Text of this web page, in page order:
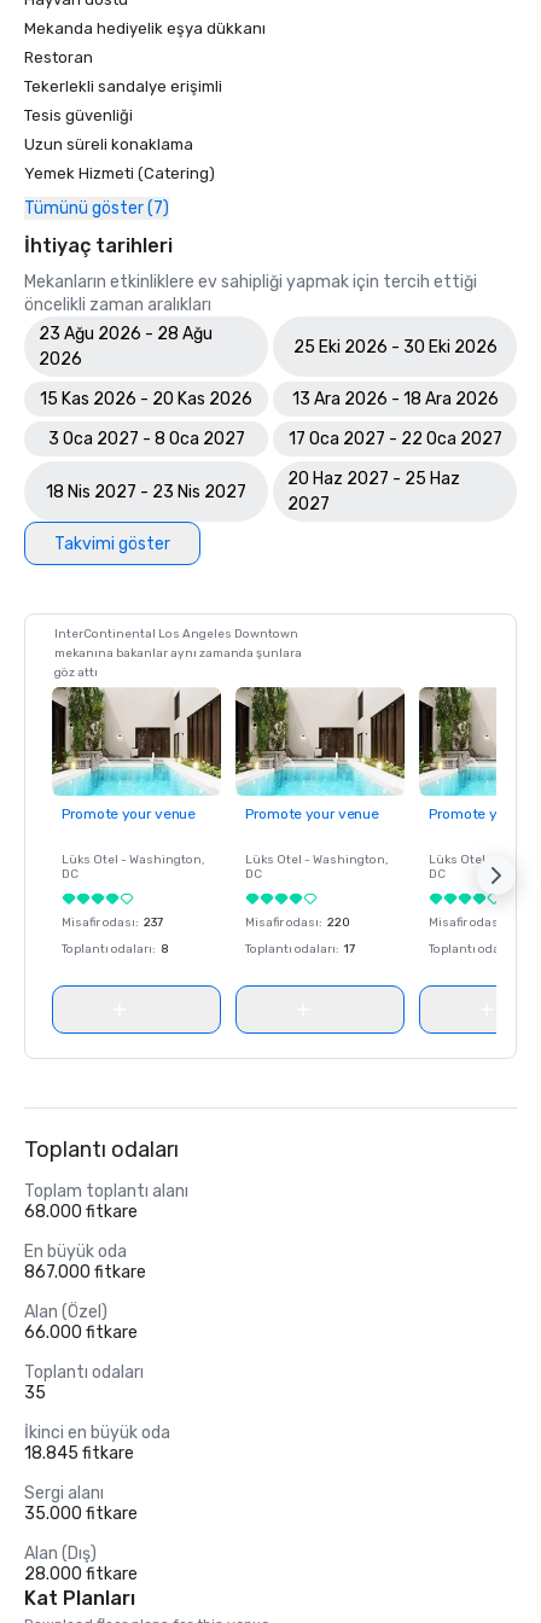
Mekanda hediyelik eşya dükkanı
Restoran
Tekerlekli sandalye erişimli
Tesis güvenliği
Uzun süreli konaklama
Yemek Hizmeti (Catering)
Tümünü göster (7)
İhtiyaç tarihleri
Mekanların etkinliklere ev sahipliği yapmak için tercih ettiği
öncelikli zaman aralıkları
23 Ağu 2026 - 28 Ağu
2026
25 Eki 2026 - 30 Eki 2026
15 Kas 2026 - 20 Kas 2026
13 Ara 2026 - 18 Ara 2026
3 Oca 2027 - 8 Oca 2027
17 Oca 2027 - 22 Oca 2027
18 Nis 2027 - 23 Nis 2027
20 Haz 2027 - 25 Haz
2027
Takvimi göster
InterContinental Los Angeles Downtown
mekanına bakanlar aynı zamanda şunlara
göz attı
Promote your venue
Lüks Otel - Washington,
DC
Misafir odası: 237
Toplantı odaları: 8
Promote your venue
Lüks Otel - Washington,
DC
Misafir odası: 220
Toplantı odaları: 17
Promote your
Lüks Otel -
DC
Misafir odası
Toplantı odaları
Toplantı odaları
Toplam toplantı alanı
68.000 fitkare
En büyük oda
867.000 fitkare
Alan (Özel)
66.000 fitkare
Toplantı odaları
35
İkinci en büyük oda
18.845 fitkare
Sergi alanı
35.000 fitkare
Alan (Dış)
28.000 fitkare
Kat Planları